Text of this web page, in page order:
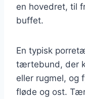
en hovedret, til
buffet.
En typisk
tærtebund, der
eller rugmel, og
fløde og ost.